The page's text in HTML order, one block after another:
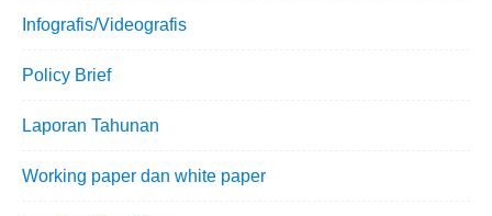
Infografis/Videografis
Policy Brief
Laporan Tahunan
Working paper dan white paper